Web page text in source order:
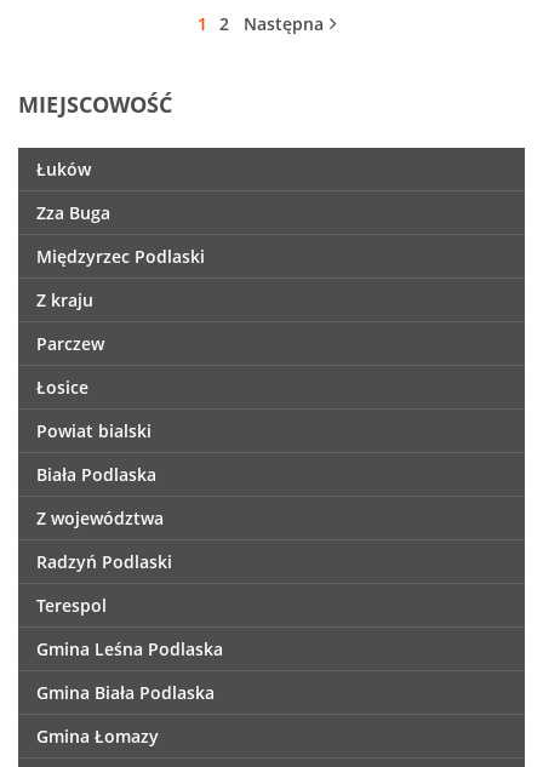
1 2 Następna
MIEJSCOWOŚĆ
Łuków
Zza Buga
Międzyrzec Podlaski
Z kraju
Parczew
Łosice
Powiat bialski
Biała Podlaska
Z województwa
Radzyń Podlaski
Terespol
Gmina Leśna Podlaska
Gmina Biała Podlaska
Gmina Łomazy